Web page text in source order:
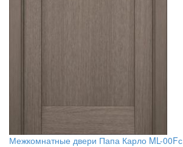
Межкомнатные двери Папа Карло ML-00Fс